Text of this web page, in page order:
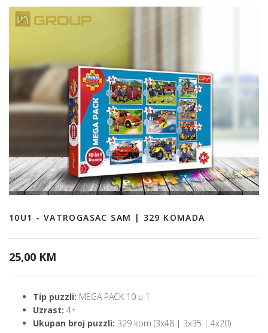
10U1 - VATROGASAC SAM | 329 KOMADA
25,00 KM
Tip puzzli: MEGA PACK 10 u 1
Uzrast: 4+
Ukupan broj puzzli: 329 kom (3x48 | 3x35 | 4x20)